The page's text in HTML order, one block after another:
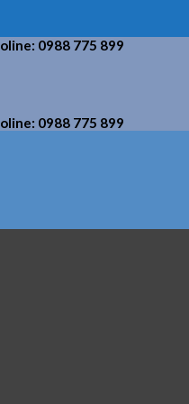
0988 775 899
0988 775 899